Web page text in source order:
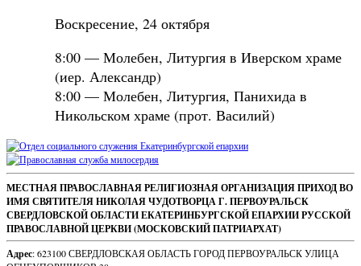
Воскресение, 24 октября
8:00 — Молебен, Литургия в Иверском храме
(иер. Александр)
8:00 — Молебен, Литургия, Панихида в
Никольском храме (прот. Василий)
Sidebar
Footer
Content
МЕСТНАЯ ПРАВОСЛАВНАЯ РЕЛИГИОЗНАЯ ОРГАНИЗАЦИЯ ПРИХОД ВО
ИМЯ СВЯТИТЕЛЯ НИКОЛАЯ ЧУДОТВОРЦА Г. ПЕРВОУРАЛЬСК
СВЕРДЛОВСКОЙ ОБЛАСТИ ЕКАТЕРИНБУРГСКОЙ ЕПАРХИИ РУССКОЙ
ПРАВОСЛАВНОЙ ЦЕРКВИ (МОСКОВСКИЙ ПАТРИАРХАТ)
Адрес: 623100 СВЕРДЛОВСКАЯ ОБЛАСТЬ ГОРОД ПЕРВОУРАЛЬСК УЛИЦА